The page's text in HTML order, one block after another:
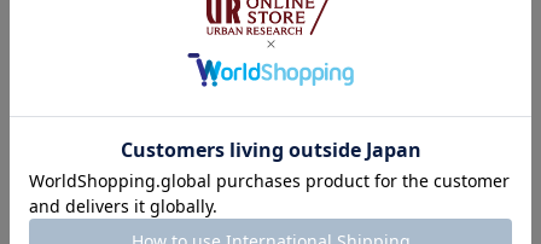
アーバンリサーチオンラインストアのログインには
オンラインストア・店舗共通会員サービス「UR CLUB」への登録が必要で
す。
※UR CLUB会員サイトへ移動します。